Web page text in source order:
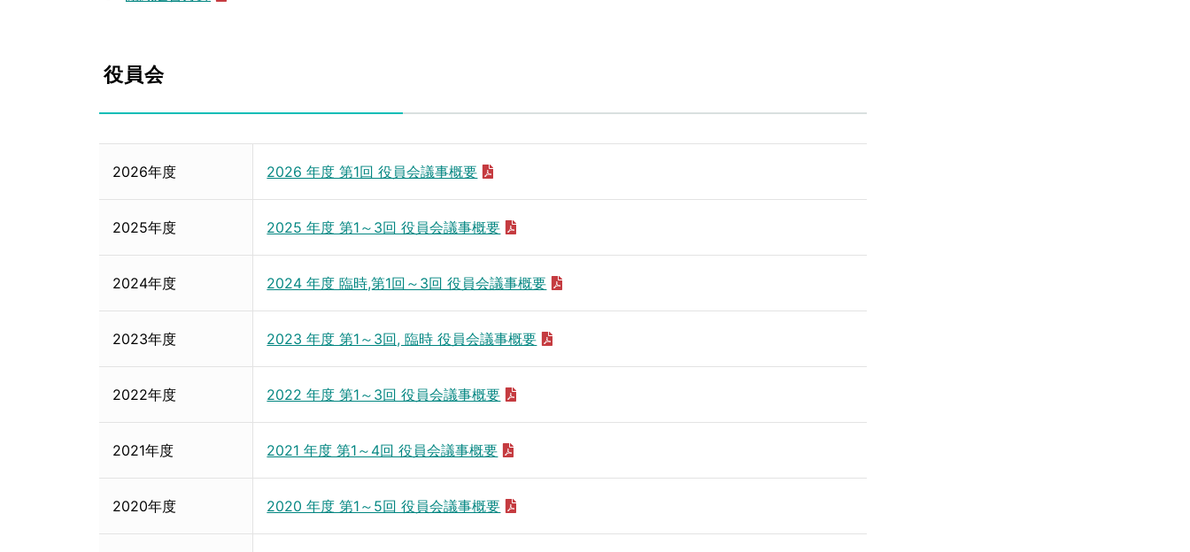
役員会
2026年度 2026 年度 第1回 役員会議事概要
2025年度 2025 年度 第1～3回 役員会議事概要
2024年度 2024 年度 臨時,第1回～3回 役員会議事概要
2023年度 2023 年度 第1～3回, 臨時 役員会議事概要
2022年度 2022 年度 第1～3回 役員会議事概要
2021年度 2021 年度 第1～4回 役員会議事概要
2020年度 2020 年度 第1～5回 役員会議事概要